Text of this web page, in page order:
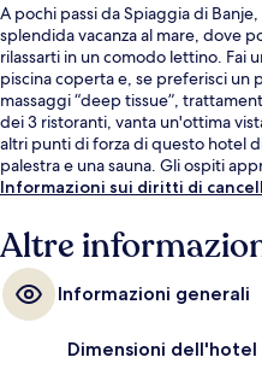
A pochi passi da Spiaggia di
splendida vacanza al mare, dove
rilassarti in un comodo lettino. Fai
piscina coperta e, se preferisci un
massaggi “deep tissue”,
dei 3 ristoranti, vanta un'ottima
altri punti di forza di questo hotel
palestra e una sauna. Gli ospiti
posizione invidiabile.
Informazioni sui diritti di
Altre
Informazioni generali
Dimensioni dell'hotel